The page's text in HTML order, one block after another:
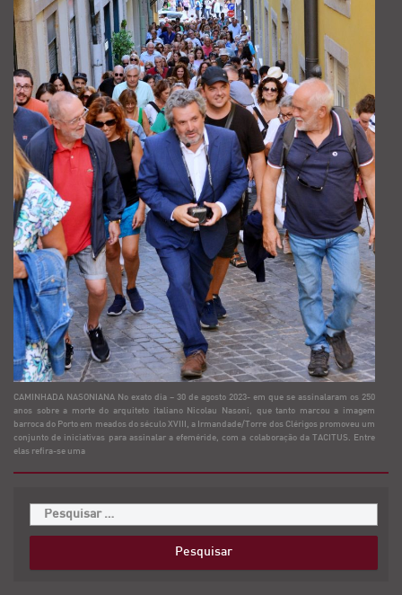
CAMINHADA NASONIANA No exato dia – 30 de agosto 2023- em que se assinalaram os 250
anos sobre a morte do arquiteto italiano Nicolau Nasoni, que tanto marcou a imagem
barroca do Porto em meados do século XVIII, a Irmandade/Torre dos Clérigos promoveu um
conjunto de iniciativas para assinalar a efeméride, com a colaboração da TACITUS. Entre
elas refira-se uma